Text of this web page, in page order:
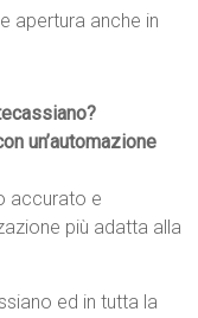
apertura anche in
un’automazione
accurato e
più adatta alla
ed in tutta la